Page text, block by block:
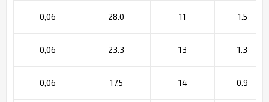
0,06 28.0 11 1.5
0,06 23.3 13 1.3
0,06 17.5 14 0.9